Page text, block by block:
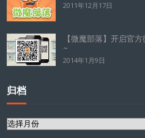
2011年12月17日
【微魔部落】开启官
~
2014年1月9日
归档
归